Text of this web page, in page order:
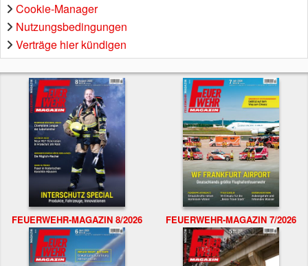
Cookie-Manager
Nutzungsbedingungen
Verträge hier kündigen
FEUERWEHR-MAGAZIN 8/2026 FEUERWEHR-MAGAZIN 7/2026